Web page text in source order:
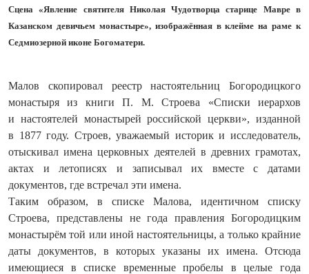
Сцена «Явление святителя Николая Чудотворца старице Мавре в
Казанском девичьем монастыре», изображённая в клейме на раме к
Седмиозерной иконе Богоматери.
Малов скопировал реестр настоятельниц Богородицкого
монастыря из книги П. М. Строева «Списки иерархов
и настоятелей монастырей российской церкви», изданной
в 1877 году. Строев, уважаемый историк и исследователь,
отыскивал имена церковных деятелей в древних грамотах,
актах и летописях и записывал их вместе с датами
документов, где встречал эти имена.
Таким образом, в списке Малова, идентичном списку
Строева, представлены не года правления Богородицким
монастырём той или иной настоятельницы, а только крайние
даты документов, в которых указаны их имена. Отсюда
имеющиеся в списке временные пробелы в целые года